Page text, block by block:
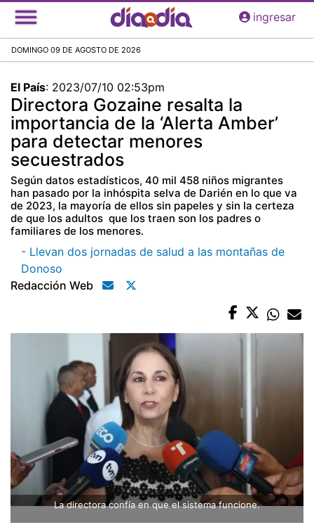
Pasar
al
principal
ingresar
DOMINGO 09 DE AGOSTO DE 2026
El País: 2023/07/10 02:53pm
Directora Gozaine resalta la
importancia de la ‘Alerta Amber’
para detectar menores
secuestrados
Según datos estadísticos, 40 mil 458 niños migrantes
han pasado por la inhóspita selva de Darién en lo que va
de 2023, la mayoría de ellos sin papeles y sin la certeza
de que los adultos que los traen son los padres o
familiares de los menores.
- Llevan dos jornadas de salud a las montañas de
Donoso
Redacción Web
La directora confía en que el sistema funcione.